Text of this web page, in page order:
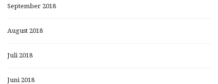
September 2018
August 2018
Juli 2018
Juni 2018